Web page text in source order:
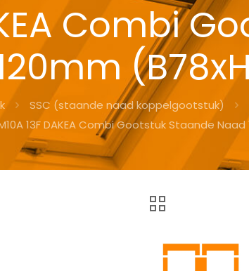
Combi
SSC (staande naad koppelgootstuk)
13F DAKEA Combi Gootstuk Staande Naad